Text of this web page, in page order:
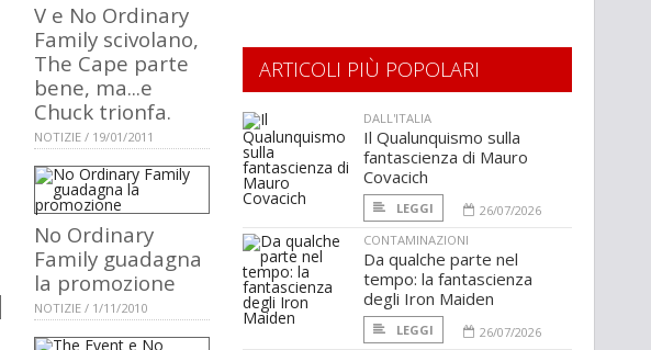
V e No Ordinary
Family scivolano,
The Cape parte
bene, ma...e
Chuck trionfa.
NOTIZIE / 19/01/2011
No Ordinary
Family guadagna
la promozione
NOTIZIE / 1/11/2010
ARTICOLI PIÙ POPOLARI
DALL'ITALIA
Il Qualunquismo sulla
fantascienza di Mauro
Covacich
LEGGI
26/07/2026
CONTAMINAZIONI
Da qualche parte nel
tempo: la fantascienza
degli Iron Maiden
LEGGI
26/07/2026